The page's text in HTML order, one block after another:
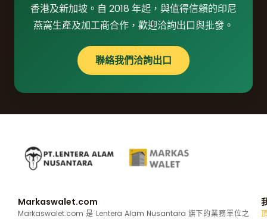
香港及新加坡。自 2018 年起，與值得信賴的印尼
燕窩生產及加工商合作，歡迎洽詢出口與批發。
聯絡我們洽詢出口
Markaswalet.com
Markaswalet.com 是 Lentera Alam Nusantara 旗下的業務單位之